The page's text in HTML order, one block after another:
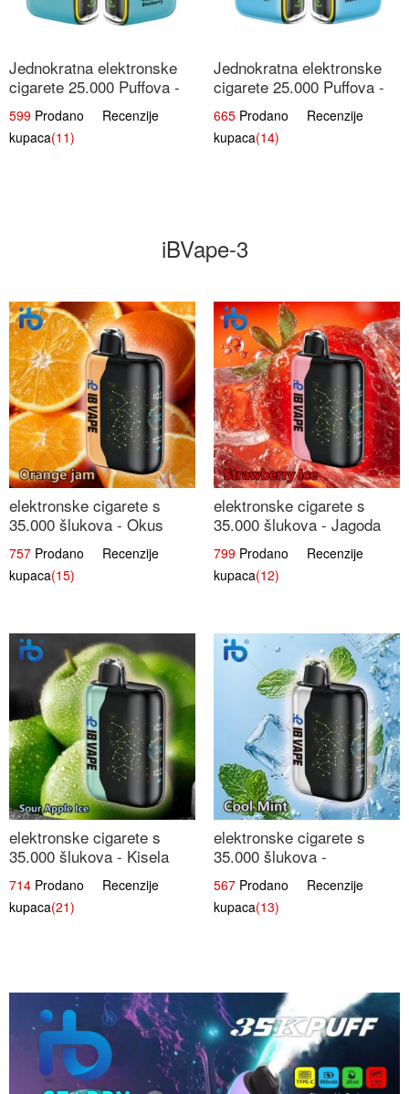
Jednokratna elektronske
cigarete 25.000 Puffova -
Kupina & Borovnica |
Šumska Voćna Mješavina
599 Prodano Recenzije
kupaca(11)
Jednokratna elektronske
cigarete 25.000 Puffova -
Jagodni Sladoled |
Kremasta Slatka Okus
665 Prodano Recenzije
kupaca(14)
iBVape-3
elektronske cigarete s
35.000 šlukova - Okus
Narančinog Džema |
Dugotrajno Iskustvo
757 Prodano Recenzije
kupaca(15)
elektronske cigarete s
35.000 šlukova - Jagoda
Led | Ohladivši i
Osježavajući Okus
799 Prodano Recenzije
kupaca(12)
elektronske cigarete s
35.000 šlukova - Kisela
Jabuka Led | Osježavajući
Kiselo-Slatki Okus
714 Prodano Recenzije
kupaca(21)
elektronske cigarete s
35.000 šlukova -
Osježavajući Mentol |
Čista i Svježa Okus
567 Prodano Recenzije
kupaca(13)